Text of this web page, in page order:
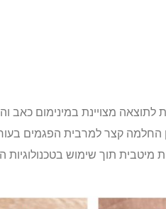
לתוצאה מצויינת במינימום
החלמה קצר למרבית הפגמים
מיטבית תוך שימוש